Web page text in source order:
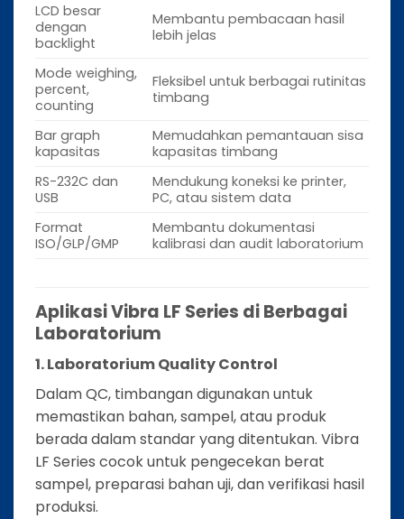
LCD besar
dengan
backlight
Membantu pembacaan hasil
lebih jelas
Mode weighing,
percent,
counting
Fleksibel untuk berbagai rutinitas
timbang
Bar graph
kapasitas
Memudahkan pemantauan sisa
kapasitas timbang
RS-232C dan
USB
Mendukung koneksi ke printer,
PC, atau sistem data
Format
ISO/GLP/GMP
Membantu dokumentasi
kalibrasi dan audit laboratorium
Aplikasi Vibra LF Series di Berbagai
Laboratorium
1. Laboratorium Quality Control
Dalam QC, timbangan digunakan untuk
memastikan bahan, sampel, atau produk
berada dalam standar yang ditentukan. Vibra
LF Series cocok untuk pengecekan berat
sampel, preparasi bahan uji, dan verifikasi hasil
produksi.